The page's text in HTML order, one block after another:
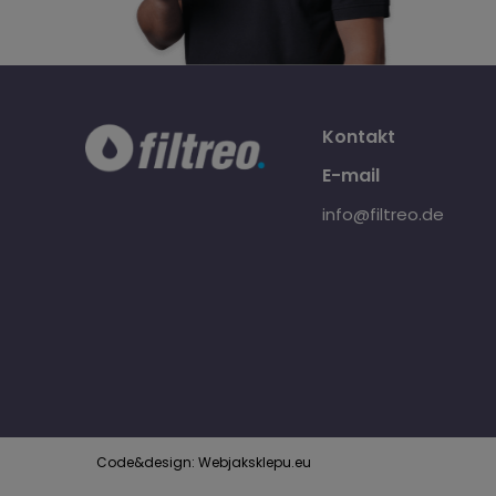
Kontakt
E-mail
info@filtreo.de
Code&design: Webjaksklepu.eu